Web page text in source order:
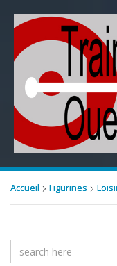
Accueil Figurines